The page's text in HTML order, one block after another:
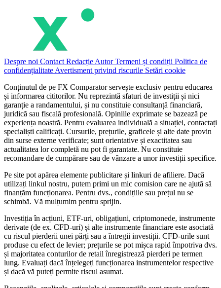
Despre noi Contact Redacție AutorTermeni și condiții Politica de
confidențialitate Avertisment privind riscurile Setări cookie
Conținutul de pe FX Comparator servește exclusiv pentru educarea
și informarea cititorilor. Nu reprezintă sfaturi de investiții și nici
garanție a randamentului, și nu constituie consultanță financiară,
juridică sau fiscală profesională. Opiniile exprimate se bazează pe
experiența noastră. Pentru evaluarea individuală a situației, contactați
specialiști calificați. Cursurile, prețurile, graficele și alte date provin
din surse externe verificate; sunt orientative și exactitatea sau
actualitatea lor completă nu pot fi garantate. Nu constituie
recomandare de cumpărare sau de vânzare a unor investiții specifice.
Pe site pot apărea elemente publicitare și linkuri de afiliere. Dacă
utilizați linkul nostru, putem primi un mic comision care ne ajută să
finanțăm funcționarea. Pentru dvs., condițiile sau prețul nu se
schimbă. Vă mulțumim pentru sprijin.
Investiția în acțiuni, ETF-uri, obligațiuni, criptomonede, instrumente
derivate (de ex. CFD-uri) și alte instrumente financiare este asociată
cu riscul pierderii unei părți sau a întregii investiții. CFD-urile sunt
produse cu efect de levier; prețurile se pot mișca rapid împotriva dvs.
și majoritatea conturilor de retail înregistrează pierderi pe termen
lung. Evaluați dacă înțelegeți funcționarea instrumentelor respective
și dacă vă puteți permite riscul asumat.